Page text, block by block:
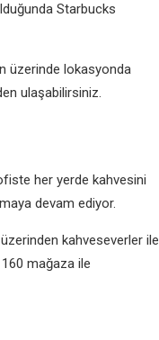
Starbucks
üzerinde lokasyonda
ulaşabilirsiniz.
her yerde kahvesini
devam ediyor.
kahveseverler ile
mağaza ile